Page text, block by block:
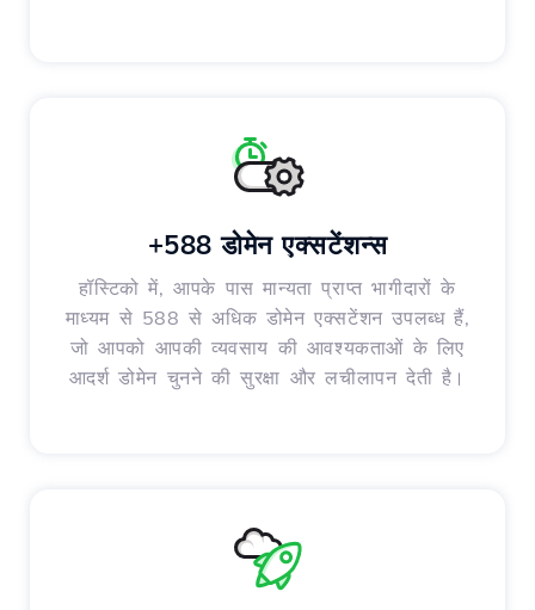
+588 डोमेन एक्सटेंशन्स
हॉस्टिको में, आपके पास मान्यता प्राप्त भागीदारों के
माध्यम से 588 से अधिक डोमेन एक्सटेंशन उपलब्ध हैं,
जो आपको आपकी व्यवसाय की आवश्यकताओं के लिए
आदर्श डोमेन चुनने की सुरक्षा और लचीलापन देती है।